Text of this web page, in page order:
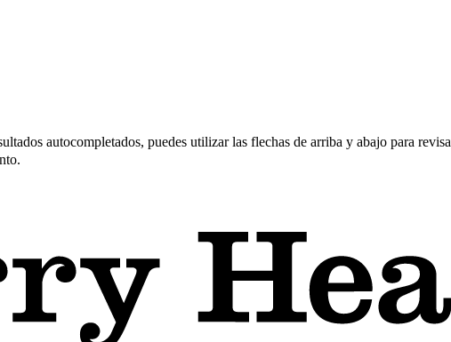
autocompletados, puedes utilizar las flechas de arriba y abajo para